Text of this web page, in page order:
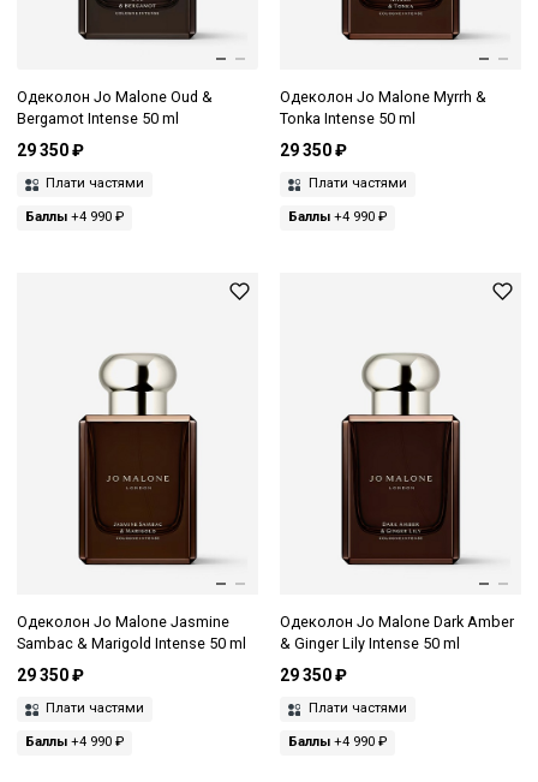
Одеколон Jo Malone Oud &
Bergamot Intense 50 ml
29 350 ₽
Плати частями
Баллы +4 990 ₽
Одеколон Jo Malone Myrrh &
Tonka Intense 50 ml
29 350 ₽
Плати частями
Баллы+4 990 ₽
Одеколон Jo Malone Jasmine
Sambac & Marigold Intense 50 ml
29 350 ₽
Плати частями
Баллы +4 990 ₽
Одеколон Jo Malone Dark Amber
& Ginger Lily Intense 50 ml
29 350 ₽
Плати частями
Баллы+4 990 ₽